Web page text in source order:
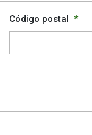
Código postal *